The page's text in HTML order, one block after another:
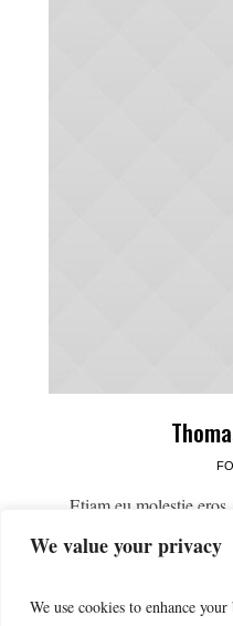
We value your privacy
We use cookies to enhance
Etiam eu molestie
tortor, aliquet a velit ut,